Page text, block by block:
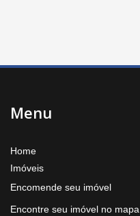
Menu
Home
Imóveis
Encomende seu imóvel
Encontre seu imóvel no mapa